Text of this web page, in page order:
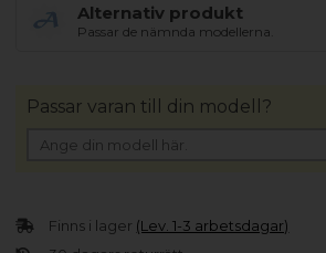
Alternativ produkt
Passar de nämnda modellerna.
Finns i lager (Lev. 1-3 arbetsdagar)
Passar varan till din modell?